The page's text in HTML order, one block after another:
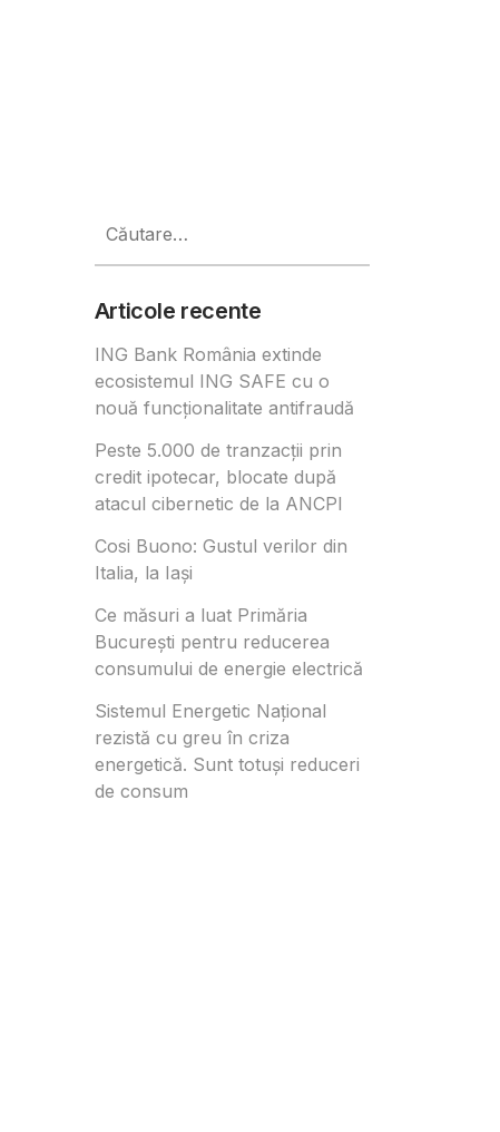
după:
Articole recente
ING Bank România extinde
ecosistemul ING SAFE cu o
nouă funcționalitate antifraudă
Peste 5.000 de tranzacții prin
credit ipotecar, blocate după
atacul cibernetic de la ANCPI
Cosi Buono: Gustul verilor din
Italia, la Iași
Ce măsuri a luat Primăria
București pentru reducerea
consumului de energie electrică
Sistemul Energetic Național
rezistă cu greu în criza
energetică. Sunt totuși reduceri
de consum